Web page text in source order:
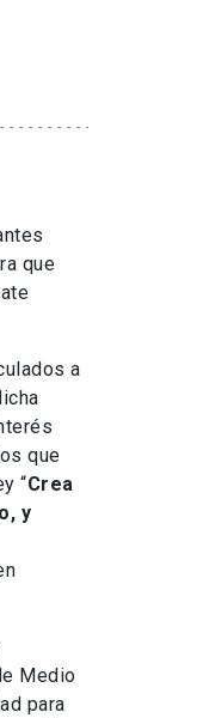
que
a
que
“Crea
y
Medio
para